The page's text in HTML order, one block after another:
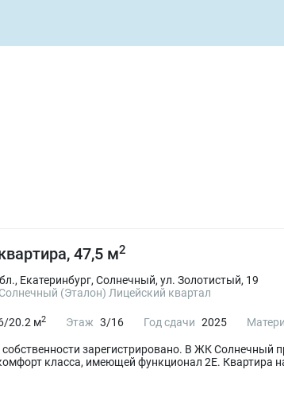
47,5 м2
Екатеринбург, Солнечный, ул. Золотистый, 19
(Эталон) Лицейский квартал
20.2 м2 Этаж 3/16 Год сдачи 2025
зарегистрировано. В ЖК Солнечный
класса, имеющей функционал 2Е. Квартира